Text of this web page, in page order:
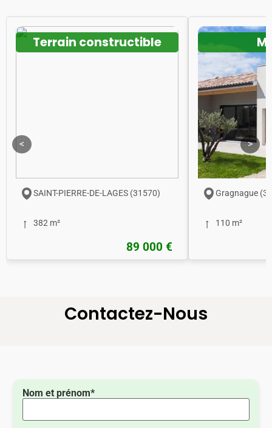
<
Terrain constructible
SAINT-PIERRE-DE-LAGES (31570)
382 m²
89 000 €
Gragnague
110 m²
>
Contactez-Nous
Nom et prénom*